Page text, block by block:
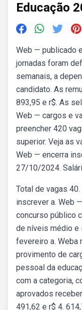
Educação
Web — publicado
jornadas foram
semanais, a
candidato. As
893,95 e r$. As
Web — cargos e
preencher 420
superior. Veja as
Web — encerra
27/10/2024.
Total de vagas
inscrever a. Web
concurso público
de níveis médio e
fevereiro a. Weba
provimento de
pessoal da
com a categoria,
aprovados
491,62 e r$ 4.